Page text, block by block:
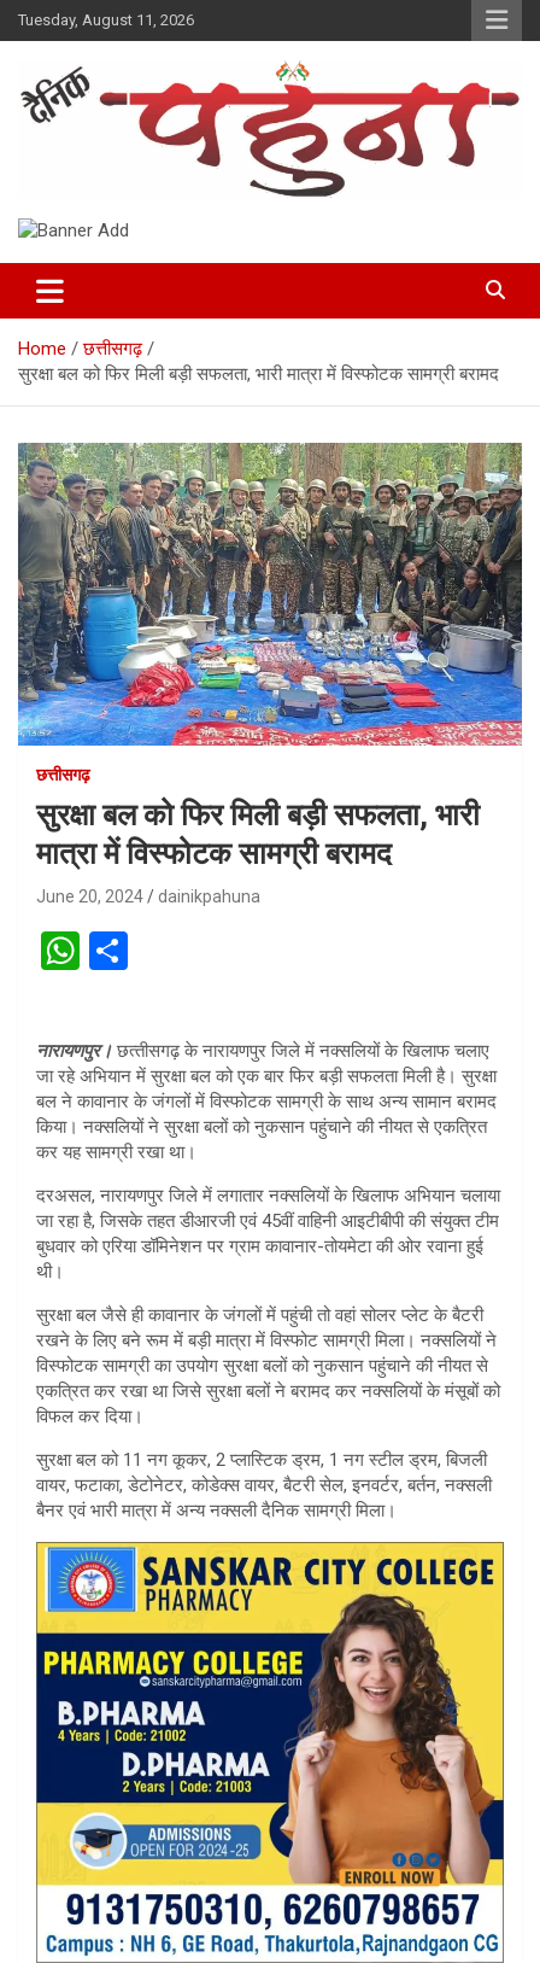
Skip
to
Tuesday, August 11, 2026
Dainik Pahuna
Home
छत्तीसगढ़
सुरक्षा बल को फिर मिली बड़ी सफलता, भारी मात्रा में विस्‍फोटक सामग्री बरामद
छत्तीसगढ़
सुरक्षा बल को फिर मिली बड़ी सफलता, भारी
मात्रा में विस्‍फोटक सामग्री बरामद
June 20, 2024 dainikpahuna
W
s
A
p
p
e
नारायणपुर। छत्‍तीसगढ़ के नारायणपुर जिले में नक्‍सलियों के खिलाफ चलाए
जा रहे अभियान में सुरक्षा बल को एक बार फिर बड़ी सफलता मिली है। सुरक्षा
बल ने कावानार के जंगलों में विस्‍फोटक सामग्री के साथ अन्‍य सामान बरामद
किया। नक्‍सलियों ने सुरक्षा बलों को नुकसान पहुंचाने की नीयत से एकत्रित
कर यह सामग्री रखा था।
दरअसल, नारायणपुर जिले में लगातार नक्‍सलियों के खिलाफ अभियान चलाया
जा रहा है, जिसके तहत डीआरजी एवं 45वीं वाहिनी आइटीबीपी की संयुक्त टीम
बुधवार को एरिया डॉमिनेशन पर ग्राम कावानार-तोयमेटा की ओर रवाना हुई
थी।
सुरक्षा बल जैसे ही कावानार के जंगलों में पहुंची तो वहां सोलर प्लेट के बैटरी
रखने के लिए बने रूम में बड़ी मात्रा में विस्‍फोट सामग्री मिला। नक्सलियों ने
विस्‍फोटक सामग्री का उपयोग सुरक्षा बलों को नुकसान पहुंचाने की नीयत से
एकत्रित कर रखा था जिसे सुरक्षा बलों ने बरामद कर नक्सलियों के मंसूबों को
विफल कर दिया।
सुरक्षा बल को 11 नग कूकर, 2 प्लास्टिक ड्रम, 1 नग स्टील ड्रम, बिजली
वायर, फटाका, डेटोनेटर, कोडेक्स वायर, बैटरी सेल, इनवर्टर, बर्तन, नक्सली
बैनर एवं भारी मात्रा में अन्य नक्सली दैनिक सामग्री मिला।